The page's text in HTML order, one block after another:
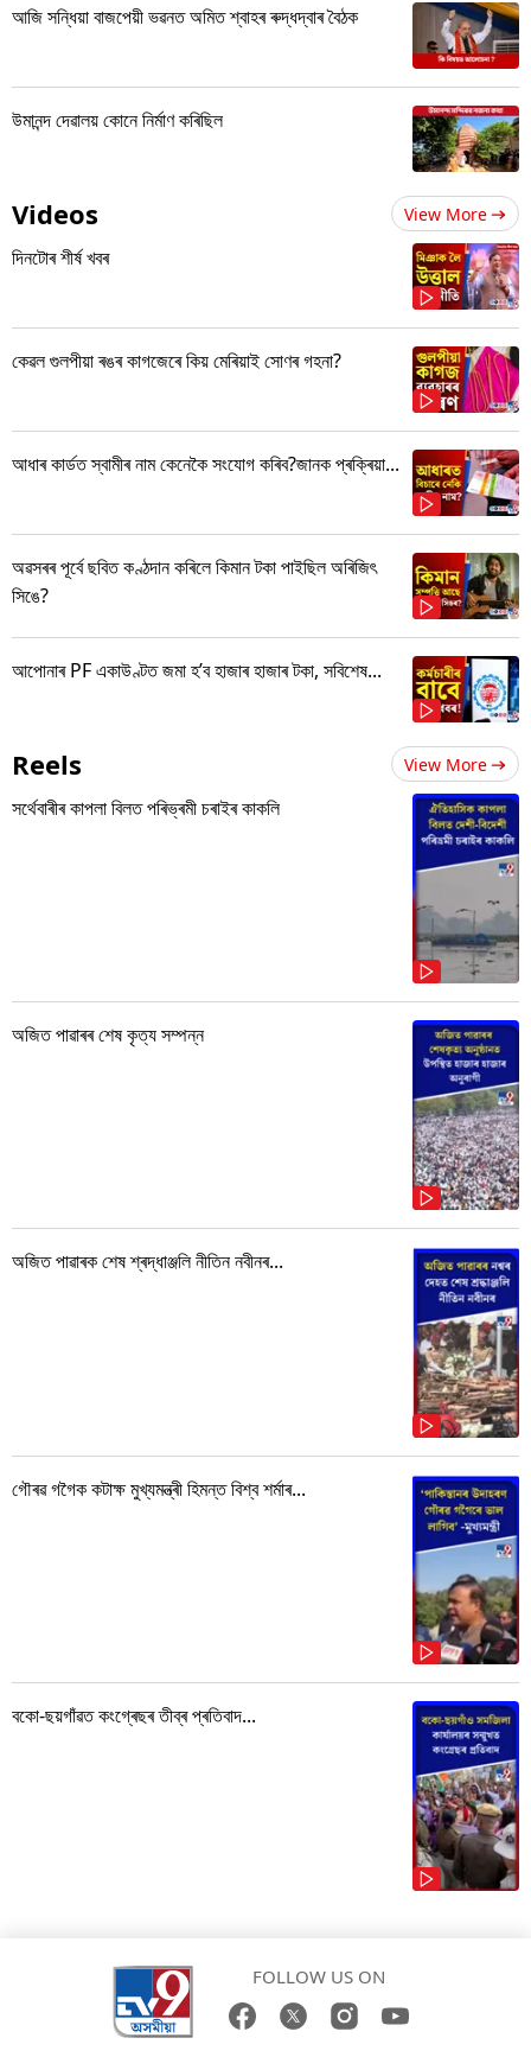
আজি সন্ধিয়া বাজপেয়ী ভৱনত অমিত শ্বাহৰ ৰুদ্ধদ্বাৰ বৈঠক
উমানন্দ দেৱালয় কোনে নিৰ্মাণ কৰিছিল
Videos View More
দিনটোৰ শীৰ্ষ খবৰ
কেৱল গুলপীয়া ৰঙৰ কাগজেৰে কিয় মেৰিয়াই সোণৰ গহনা?
আধাৰ কাৰ্ডত স্বামীৰ নাম কেনেকৈ সংযোগ কৰিব?জানক প্ৰক্ৰিয়া...
অৱসৰৰ পূৰ্বে ছবিত কণ্ঠদান কৰিলে কিমান টকা পাইছিল অৰিজিৎ
সিঙে?
আপোনাৰ PF একাউণ্টত জমা হ’ব হাজাৰ হাজাৰ টকা, সবিশেষ...
Reels View More
সৰ্থেবাৰীৰ কাপলা বিলত পৰিভ্ৰমী চৰাইৰ কাকলি
অজিত পাৱাৰৰ শেষ কৃত্য সম্পন্ন
অজিত পাৱাৰক শেষ শ্ৰদ্ধাঞ্জলি নীতিন নবীনৰ...
গৌৰৱ গগৈক কটাক্ষ মুখ্যমন্ত্ৰী হিমন্ত বিশ্ব শৰ্মাৰ...
বকো-ছয়গাঁৱত কংগ্ৰেছৰ তীব্ৰ প্ৰতিবাদ...
FOLLOW US ON